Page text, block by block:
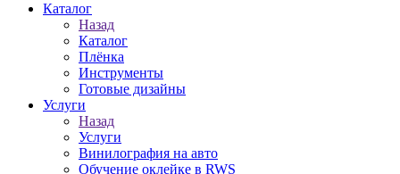
Каталог
Назад
Каталог
Плёнка
Инструменты
Готовые дизайны
Услуги
Назад
Услуги
Винилография на авто
Обучение оклейке в RWS